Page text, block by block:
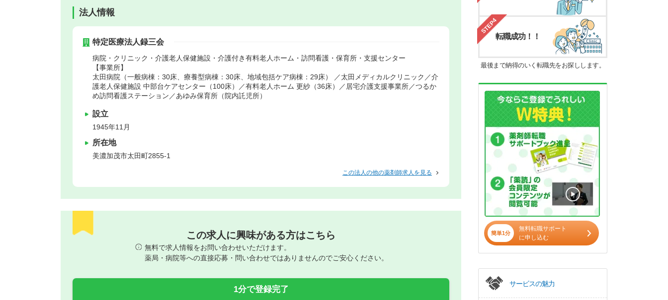
法人情報
特定医療法人録三会
病院・クリニック・介護老人保健施設・介護付き有料老人ホーム・訪問看護・保育所・支援センター
【事業所】
太田病院（一般病棟：30床、療養型病棟：30床、地域包括ケア病棟：29床） ／太田メディカルクリニック／介
護老人保健施設 中部台ケアセンター（100床）／有料老人ホーム 更紗（36床）／居宅介護支援事業所／つるか
め訪問看護ステーション／あゆみ保育所（院内託児所）
設立
1945年11月
所在地
美濃加茂市太田町2855-1
この法人の他の薬剤師求人を見る
この求人に興味がある方はこちら
無料で求人情報をお問い合わせいただけます。
薬局・病院等への直接応募・問い合わせではありませんのでご安心ください。
1分で登録完了
STEP4
転職成功！！
最後まで納得のいく転職先をお探しします。
簡単1分
無料転職サポート
に申し込む
サービスの魅力